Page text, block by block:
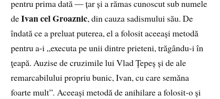
pentru prima dată — țar și a rămas cunoscut sub numele
deIvan cel Groaznic, din cauza sadismului său. De
îndată ce a preluat puterea, el a folosit aceeași metodă
pentru a-i „executa pe unii dintre prieteni, trăgându-i în
ţeapă. Auzise de cruzimile lui Vlad Țepeș și de ale
remarcabilului propriu bunic, Ivan, cu care semăna
foarte mult”.Aceeași metodă de anihilare a folosit-o și